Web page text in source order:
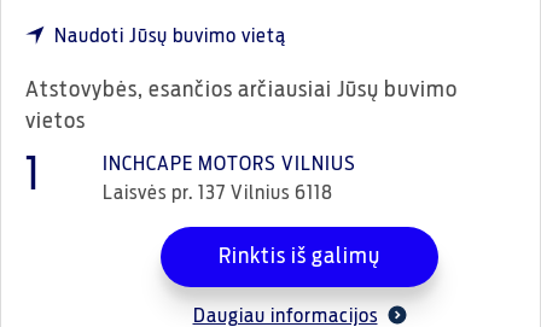
Naudoti Jūsų buvimo vietą
Atstovybės, esančios arčiausiai Jūsų buvimo
vietos
INCHCAPE MOTORS VILNIUS
Laisvės pr. 137 Vilnius 6118
Rinktis iš galimų
Daugiau informacijos